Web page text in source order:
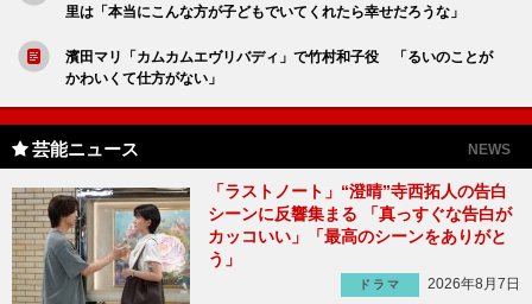
里は「本当にこんな方が子どもでいてくれたら幸せだろうな」
濱田マリ「カムカムエヴリバディ」で竹村和子役 「るいのことが
かわいくて仕方がない」
芸能ニュース NEWS
「ラストノート」“澄晴”寺西拓人の告白
シーンに反響集まる 「真っすぐな告白が
カッコいい」「最高のシーンをありがと
う」
ドラマ
2026年8月7日